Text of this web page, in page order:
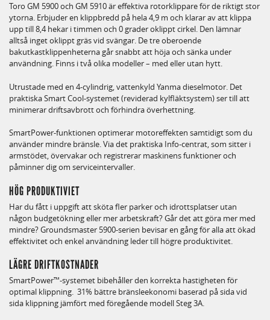
Toro GM 5900 och GM 5910 är effektiva rotorklippare för de riktigt stor
ytorna. Erbjuder en klippbredd på hela 4,9 m och klarar av att klippa
upp till 8,4 hekar i timmen och 0 grader oklippt cirkel. Den lämnar
alltså inget oklippt gräs vid svängar. De tre oberoende
bakutkastklippenheterna går snabbt att höja och sänka under
användning. Finns i två olika modeller – med eller utan hytt.
Utrustade med en 4-cylindrig, vattenkyld Yanma dieselmotor. Det
praktiska Smart Cool-systemet (reviderad kylfläktsystem) ser till att
minimerar driftsavbrott och förhindra överhettning.
SmartPower-funktionen optimerar motoreffekten samtidigt som du
använder mindre bränsle. Via det praktiska Info-centrat, som sitter i
armstödet, övervakar och registrerar maskinens funktioner och
påminner dig om serviceintervaller.
HÖG PRODUKTIVIET
Har du fått i uppgift att sköta fler parker och idrottsplatser utan
någon budgetökning eller mer arbetskraft? Går det att göra mer med
mindre? Groundsmaster 5900-serien bevisar en gång för alla att ökad
effektivitet och enkel användning leder till högre produktivitet.
LÄGRE DRIFTKOSTNADER
SmartPower™-systemet bibehåller den korrekta hastigheten för
optimal klippning. 31% bättre bränsleekonomi baserad på sida vid
sida klippning jämfört med föregående modell Steg 3A.